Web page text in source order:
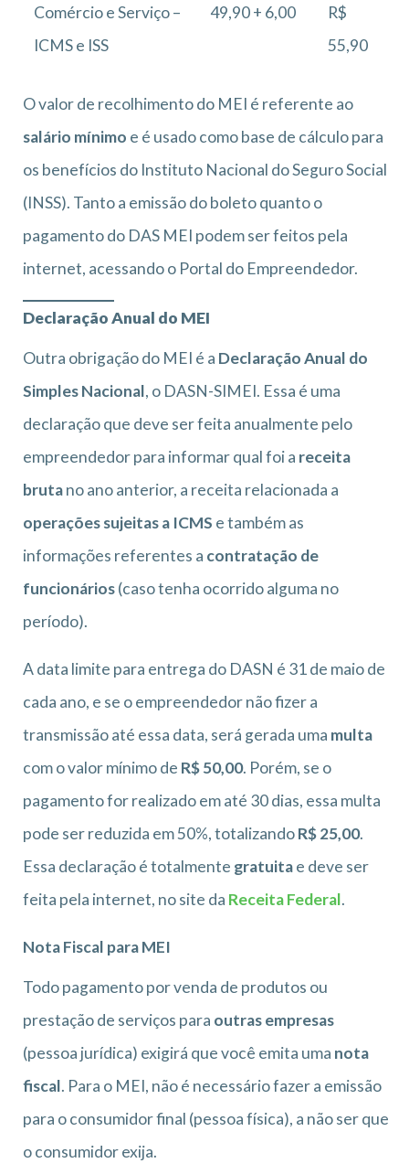
Comércio e Serviço –
ICMS e ISS
49,90 + 6,00
R$
55,90
O valor de recolhimento do MEI é referente ao
salário mínimo e é usado como base de cálculo para
os benefícios do Instituto Nacional do Seguro Social
(INSS). Tanto a emissão do boleto quanto o
pagamento do DAS MEI podem ser feitos pela
internet, acessando o Portal do Empreendedor.
Declaração Anual do MEI
Outra obrigação do MEI é a Declaração Anual do
Simples Nacional, o DASN-SIMEI. Essa é uma
declaração que deve ser feita anualmente pelo
empreendedor para informar qual foi a receita
brutano ano anterior, a receita relacionada a
operações sujeitas a ICMS e também as
informações referentes a contratação de
funcionários(caso tenha ocorrido alguma no
período).
A data limite para entrega do DASN é 31 de maio de
cada ano, e se o empreendedor não fizer a
transmissão até essa data, será gerada uma multa
com o valor mínimo de R$ 50,00. Porém, se o
pagamento for realizado em até 30 dias, essa multa
pode ser reduzida em 50%, totalizandoR$ 25,00.
Essa declaração é totalmente gratuitae deve ser
feita pela internet, no site da Receita Federal.
Nota Fiscal para MEI
Todo pagamento por venda de produtos ou
prestação de serviços para outras empresas
(pessoa jurídica) exigirá que você emita uma nota
fiscal. Para o MEI, não é necessário fazer a emissão
para o consumidor final (pessoa física), a não ser que
o consumidor exija.